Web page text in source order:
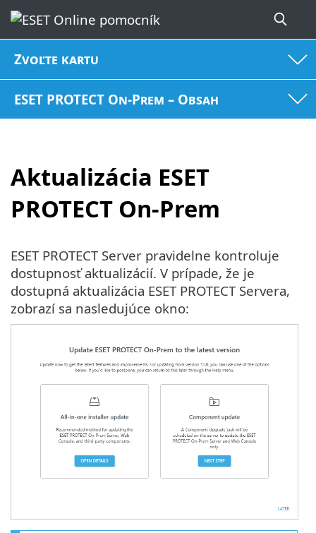
Zvoľte kartu
ESET PROTECT On-Prem – Obsah
Aktualizácia ESET
PROTECT On-Prem
ESET PROTECT Server pravidelne kontroluje
dostupnosť aktualizácií. V prípade, že je
dostupná aktualizácia ESET PROTECT Servera,
zobrazí sa nasledujúce okno: